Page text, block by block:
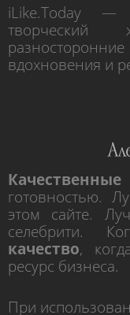
iLike.Today —
творческий
вдохновения и
Качественные
готовностью.
этом сайте.
селебрити.
качество,
ресурс бизнеса.
При